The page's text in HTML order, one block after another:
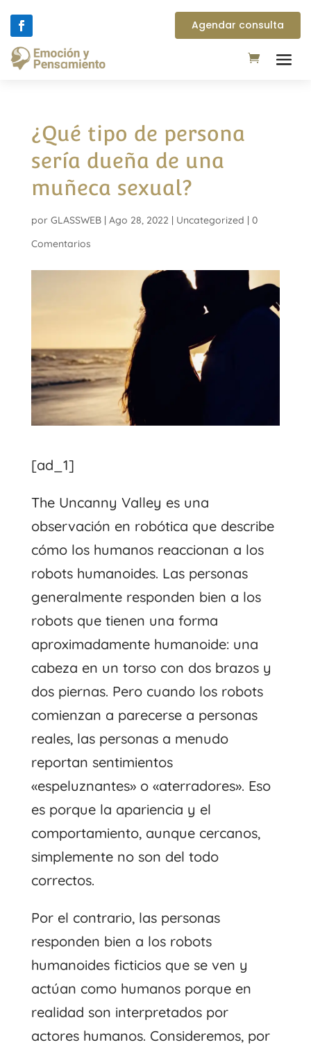
Agendar consulta
¿Qué tipo de persona
sería dueña de una
muñeca sexual?
por GLASSWEB| Ago 28, 2022 | Uncategorized | 0
Comentarios
[ad_1]
The Uncanny Valley es una
observación en robótica que describe
cómo los humanos reaccionan a los
robots humanoides. Las personas
generalmente responden bien a los
robots que tienen una forma
aproximadamente humanoide: una
cabeza en un torso con dos brazos y
dos piernas. Pero cuando los robots
comienzan a parecerse a personas
reales, las personas a menudo
reportan sentimientos
«espeluznantes» o «aterradores». Eso
es porque la apariencia y el
comportamiento, aunque cercanos,
simplemente no son del todo
correctos.
Por el contrario, las personas
responden bien a los robots
humanoides ficticios que se ven y
actúan como humanos porque en
realidad son interpretados por
actores humanos. Consideremos, por